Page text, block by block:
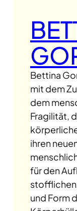
Bettina
mit dem
dem
Fragilität,
ihren
für den
und Form